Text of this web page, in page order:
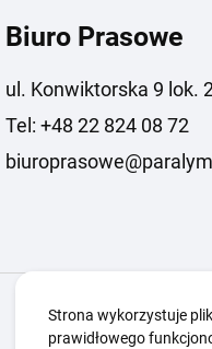
Biuro Prasowe
ul. Konwiktorska 9 lok.
Tel: +48 22 824 08 72
Igrzyska Paralimpijskie
Strona wykorzystuje
prawidłowego